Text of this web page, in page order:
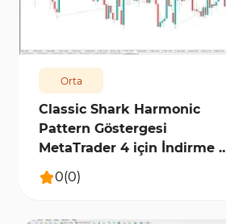
0
Orta
Classic Shark Harmonic
Pattern Göstergesi
MetaTrader 4 için İndirme –
Ücretsiz
0(0)